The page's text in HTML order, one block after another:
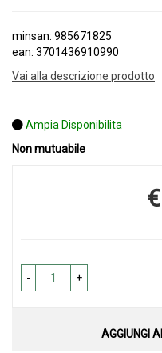
minsan: 985671825
ean: 3701436910990
Vai alla descrizione prodotto
Ampia Disponibilita
Non mutuabile
- +
AGGIUNGI